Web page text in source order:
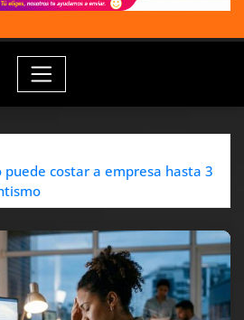
costar a empresa hasta 3